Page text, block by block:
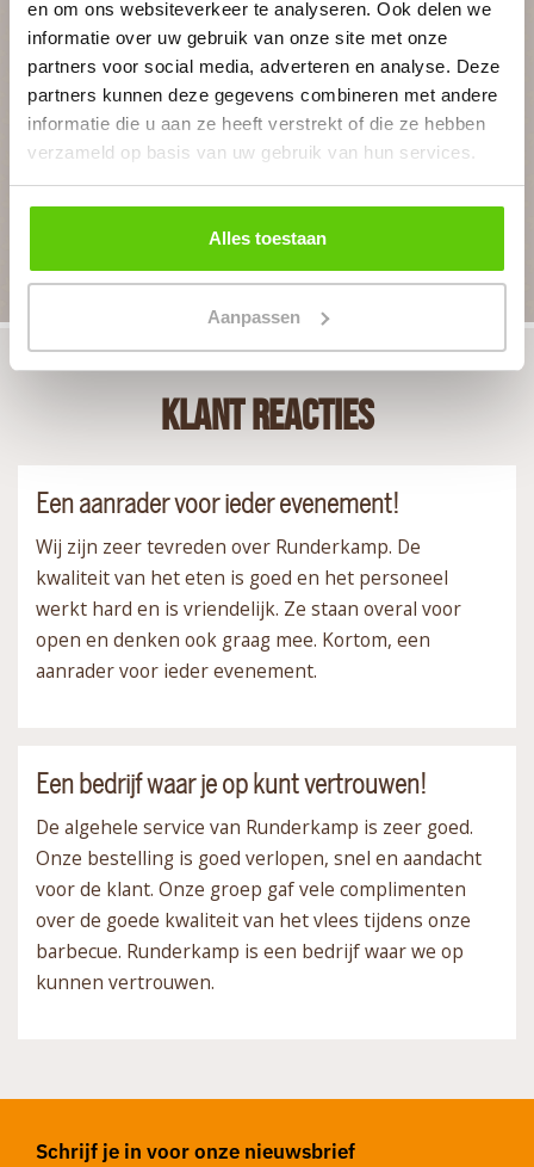
en om ons websiteverkeer te analyseren. Ook delen we
informatie over uw gebruik van onze site met onze
partners voor social media, adverteren en analyse. Deze
partners kunnen deze gegevens combineren met andere
informatie die u aan ze heeft verstrekt of die ze hebben
verzameld op basis van uw gebruik van hun services.
Alles toestaan
Aanpassen
In 4 stappen een offerte op maat
Geheel vrijblijvend
BEGIN MET PLANNEN
Klant reacties
Een aanrader voor ieder evenement!
Wij zijn zeer tevreden over Runderkamp. De
kwaliteit van het eten is goed en het personeel
werkt hard en is vriendelijk. Ze staan overal voor
open en denken ook graag mee. Kortom, een
aanrader voor ieder evenement.
Een bedrijf waar je op kunt vertrouwen!
De algehele service van Runderkamp is zeer goed.
Onze bestelling is goed verlopen, snel en aandacht
voor de klant. Onze groep gaf vele complimenten
over de goede kwaliteit van het vlees tijdens onze
barbecue. Runderkamp is een bedrijf waar we op
kunnen vertrouwen.
Schrijf je in voor onze nieuwsbrief